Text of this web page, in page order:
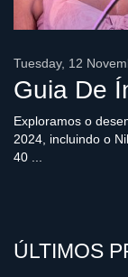
Guia De
Exploramos o
2024, incluindo o
40 ...
Tuesday, 12
ÚLTIMOS